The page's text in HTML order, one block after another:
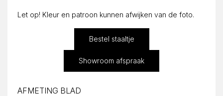
Let op! Kleur en patroon kunnen afwijken van de foto.
Bestel staaltje
Showroom afspraak
AFMETING BLAD